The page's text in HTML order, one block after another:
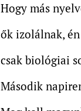
Hogy más
ők izolálnak,
csak biológiai
Második